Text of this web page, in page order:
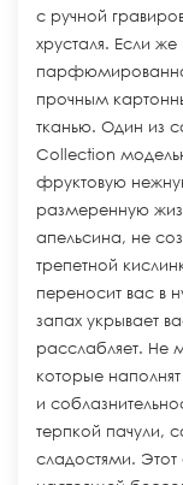
с ручной
хрусталя. Если
прочным
тканью. Один из
Collection
фруктовую
размеренную
апельсина, не
трепетной
переносит вас в
запах укрывает
расслабляет. Не
которые
и
терпкой пачули,
сладостями.